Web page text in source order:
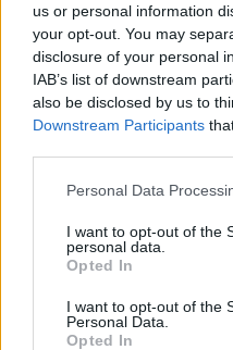
us or personal information
your opt-out. You may
disclosure of your personal
IAB’s list of downstream
also be disclosed by us to
Downstream Participants
Personal Data
I want to opt-out of the
personal data.
Opted In
I want to opt-out of the
Personal Data.
Opted In
και μάθετε πρώτοι τα
και ότι σου κάνει κλικ!